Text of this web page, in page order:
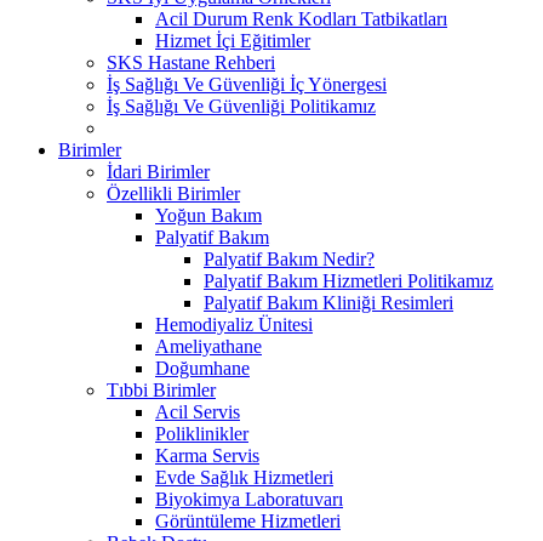
Acil Durum Renk Kodları Tatbikatları
Hizmet İçi Eğitimler
SKS Hastane Rehberi
İş Sağlığı Ve Güvenliği İç Yönergesi
İş Sağlığı Ve Güvenliği Politikamız
Birimler
İdari Birimler
Özellikli Birimler
Yoğun Bakım
Palyatif Bakım
Palyatif Bakım Nedir?
Palyatif Bakım Hizmetleri Politikamız
Palyatif Bakım Kliniği Resimleri
Hemodiyaliz Ünitesi
Ameliyathane
Doğumhane
Tıbbi Birimler
Acil Servis
Poliklinikler
Karma Servis
Evde Sağlık Hizmetleri
Biyokimya Laboratuvarı
Görüntüleme Hizmetleri